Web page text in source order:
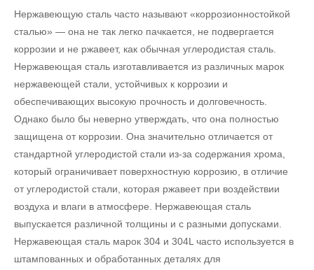
Нержавеющую сталь часто называют «коррозионностойкой
сталью» — она не так легко пачкается, не подвергается
коррозии и не ржавеет, как обычная углеродистая сталь.
Нержавеющая сталь изготавливается из различных марок
нержавеющей стали, устойчивых к коррозии и
обеспечивающих высокую прочность и долговечность.
Однако было бы неверно утверждать, что она полностью
защищена от коррозии. Она значительно отличается от
стандартной углеродистой стали из-за содержания хрома,
который ограничивает поверхностную коррозию, в отличие
от углеродистой стали, которая ржавеет при воздействии
воздуха и влаги в атмосфере. Нержавеющая сталь
выпускается различной толщины и с разными допусками.
Нержавеющая сталь марок 304 и 304L часто используется в
штампованных и обработанных деталях для